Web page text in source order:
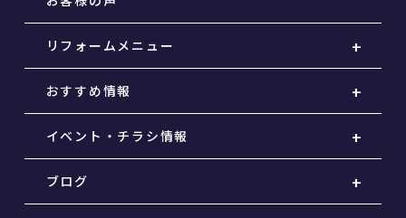
リフォームメニュー
おすすめ情報
イベント・チラシ情報
ブログ